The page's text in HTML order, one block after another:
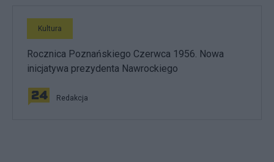
Kultura
Rocznica Poznańskiego Czerwca 1956. Nowa
inicjatywa prezydenta Nawrockiego
Redakcja